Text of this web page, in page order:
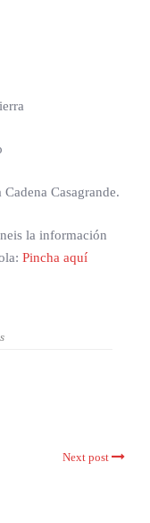
Casagrande.
la información
Pincha aquí
Next post